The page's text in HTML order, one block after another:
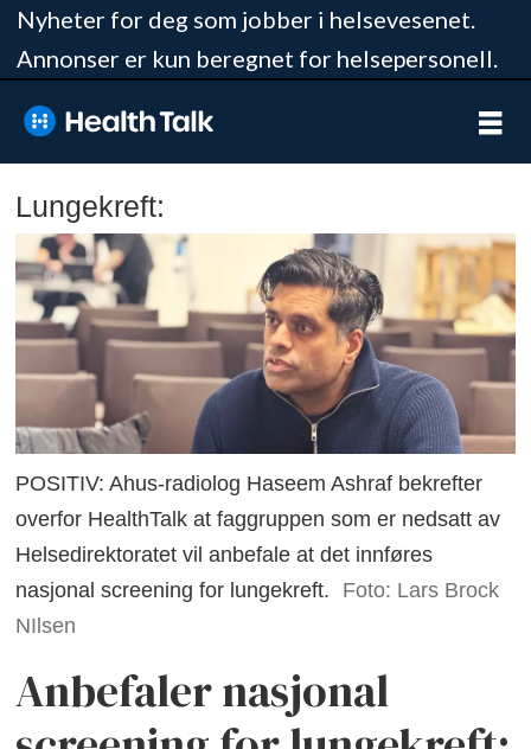
Nyheter for deg som jobber i helsevesenet.
Annonser er kun beregnet for helsepersonell.
Lungekreft:
POSITIV: Ahus-radiolog Haseem Ashraf bekrefter
overfor HealthTalk at faggruppen som er nedsatt av
Helsedirektoratet vil anbefale at det innføres
nasjonal screening for lungekreft.
Foto: Lars Brock
NIlsen
Anbefaler nasjonal